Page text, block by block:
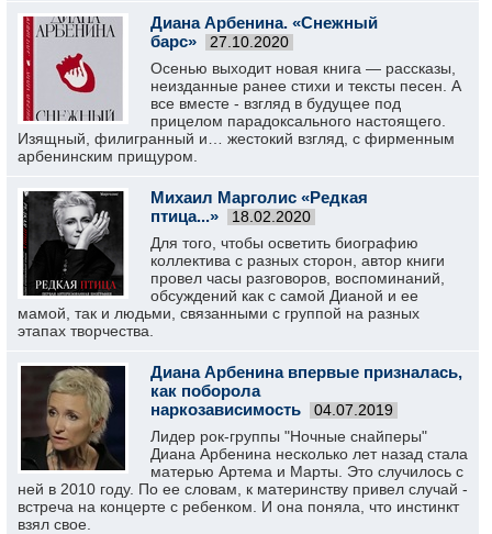
Диана Арбенина. «Снежный
барс»
27.10.2020
Осенью выходит новая книга — рассказы,
неизданные ранее стихи и тексты песен. А
все вместе - взгляд в будущее под
прицелом парадоксального настоящего.
Изящный, филигранный и… жестокий взгляд, с фирменным
арбенинским прищуром.
Михаил Марголис «Редкая
птица...»
18.02.2020
Для того, чтобы осветить биографию
коллектива с разных сторон, автор книги
провел часы разговоров, воспоминаний,
обсуждений как с самой Дианой и ее
мамой, так и людьми, связанными с группой на разных
этапах творчества.
Диана Арбенина впервые призналась,
как поборола
наркозависимость
04.07.2019
Лидер рок-группы "Ночные снайперы"
Диана Арбенина несколько лет назад стала
матерью Артема и Марты. Это случилось с
ней в 2010 году. По ее словам, к материнству привел случай -
встреча на концерте с ребенком. И она поняла, что инстинкт
взял свое.